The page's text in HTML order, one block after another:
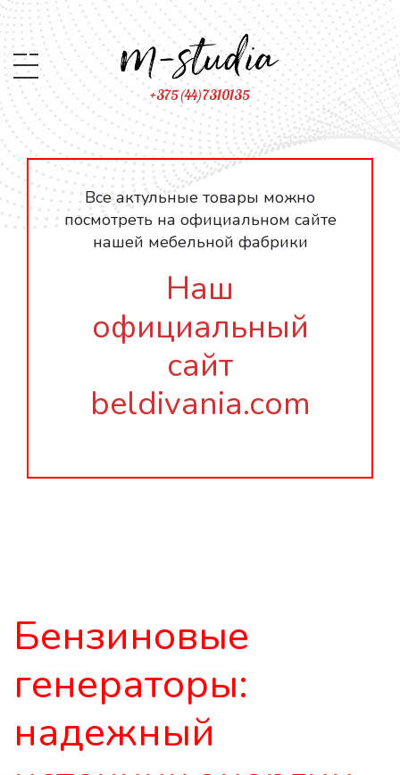
+375(44)7310135
Все актульные товары можно
посмотреть на официальном сайте
нашей мебельной фабрики
Наш
официальный
сайт
beldivania.com
Бензиновые
генераторы:
надежный